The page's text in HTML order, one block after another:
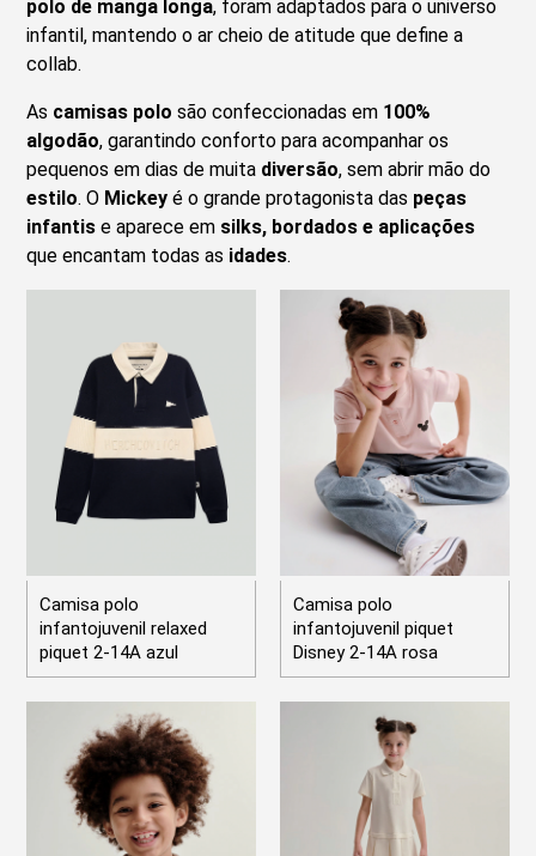
polo de manga longa, foram adaptados para o universo
infantil, mantendo o ar cheio de atitude que define a
collab.
As camisas polo são confeccionadas em 100%
algodão, garantindo conforto para acompanhar os
pequenos em dias de muita diversão, sem abrir mão do
estilo. O Mickey é o grande protagonista das peças
infantis e aparece em silks, bordados e aplicações
que encantam todas as idades.
Camisa polo
infantojuvenil relaxed
piquet 2-14A azul
Camisa polo
infantojuvenil piquet
Disney 2-14A rosa